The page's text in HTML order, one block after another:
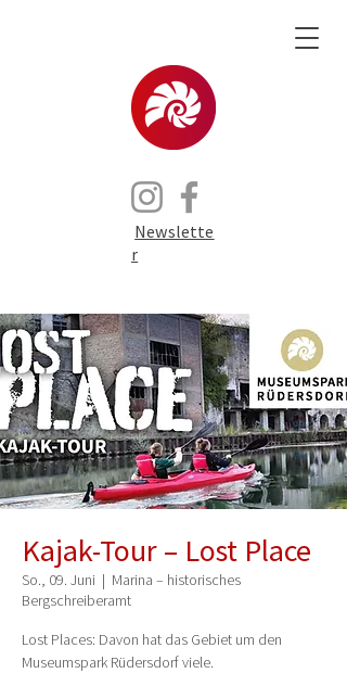
Newslette
r
Kajak-Tour – Lost Place
So., 09. Juni
  |
Marina – historisches
Bergschreiberamt
Lost Places: Davon hat das Gebiet um den
Museumspark Rüdersdorf viele.